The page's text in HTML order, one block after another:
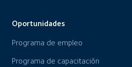
Oportunidades
Programa de empleo
Programa de capacitación